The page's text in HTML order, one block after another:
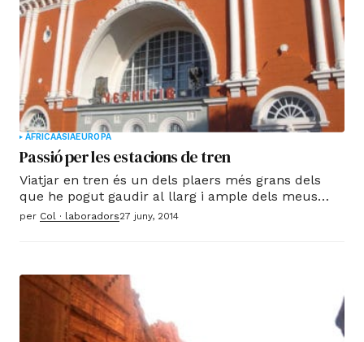
ÀFRICAÀSIAEUROPA
Passió per les estacions de tren
Viatjar en tren és un dels plaers més grans dels
que he pogut gaudir al llarg i ample dels meus
viatges. És, més que un mitjà per arribar a un lloc
per Col · laboradors27 juny, 2014